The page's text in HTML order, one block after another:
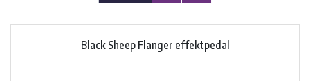
Black Sheep Flanger effektpedal